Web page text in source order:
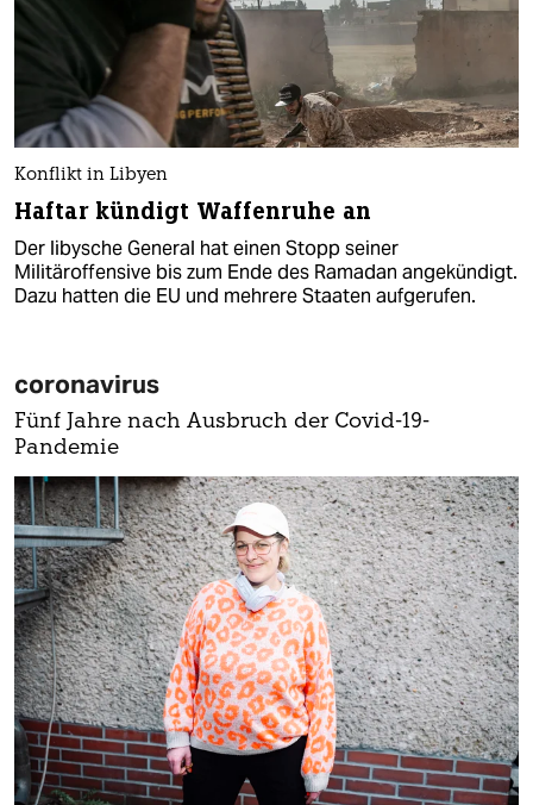
Konflikt in Libyen
Haftar kündigt Waffenruhe an
Der libysche General hat einen Stopp seiner
Militäroffensive bis zum Ende des Ramadan angekündigt.
Dazu hatten die EU und mehrere Staaten aufgerufen.
coronavirus
Fünf Jahre nach Ausbruch der Covid-19-
Pandemie